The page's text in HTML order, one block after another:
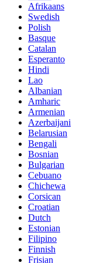
Afrikaans
Swedish
Polish
Basque
Catalan
Esperanto
Hindi
Lao
Albanian
Amharic
Armenian
Azerbaijani
Belarusian
Bengali
Bosnian
Bulgarian
Cebuano
Chichewa
Corsican
Croatian
Dutch
Estonian
Filipino
Finnish
Frisian